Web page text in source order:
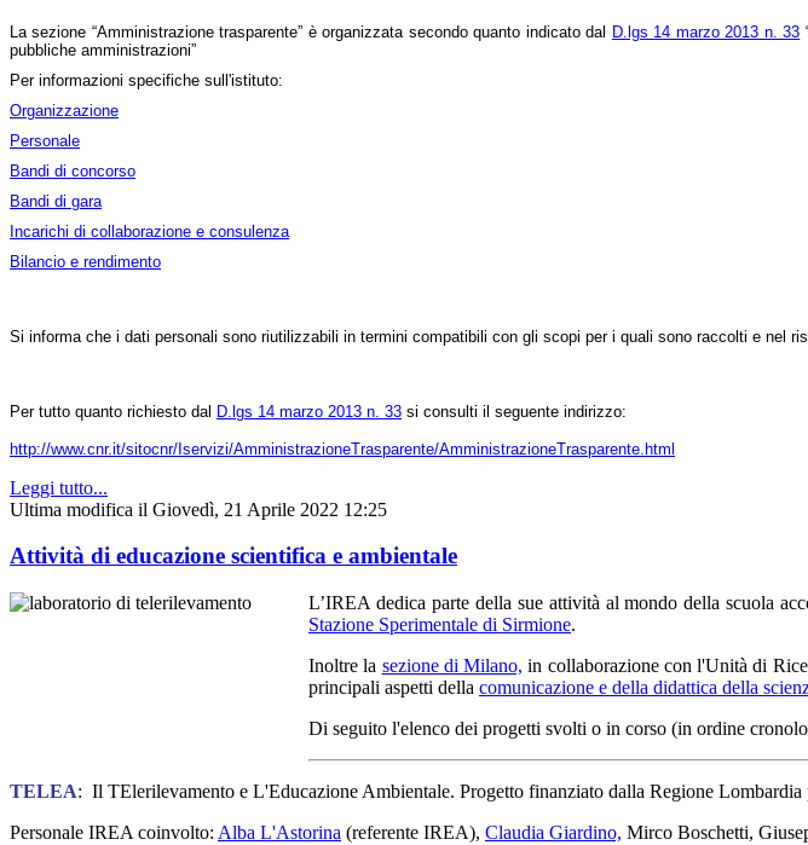
La sezione “Amministrazione trasparente” è organizzata secondo quanto indicato dal D.lgs 14 marzo 2013 n. 33
pubbliche amministrazioni”
Per informazioni specifiche sull'istituto:
Organizzazione
Personale
Bandi di concorso
Bandi di gara
Incarichi di collaborazione e consulenza
Bilancio e rendimento
Si informa che i dati personali sono riutilizzabili in termini compatibili con gli scopi per i quali sono raccolti e nel
Per tutto quanto richiesto dal D.lgs 14 marzo 2013 n. 33 si consulti il seguente indirizzo:
http://www.cnr.it/sitocnr/Iservizi/AmministrazioneTrasparente/AmministrazioneTrasparente.html
Leggi tutto...
Ultima modifica il Giovedì, 21 Aprile 2022 12:25
Attività di educazione scientifica e ambientale
L’IREA dedica parte della sue attività al mondo della scuola
Stazione Sperimentale di Sirmione.
Inoltre la sezione di Milano, in collaborazione con l'Unità di
principali aspetti della comunicazione e della didattica della
Di seguito l'elenco dei progetti svolti o in corso (in ordine
TELEA: Il TElerilevamento e L'Educazione Ambientale. Progetto finanziato dalla Regione
Personale IREA coinvolto: Alba L'Astorina (referente IREA), Claudia Giardino, Mirco Boschetti,